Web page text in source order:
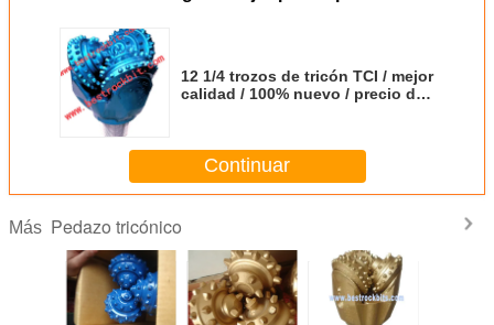
12 1/4 trozos de tricón TCI / mejor
calidad / 100% nuevo / precio de
Continuar
Más Pedazo tricónico